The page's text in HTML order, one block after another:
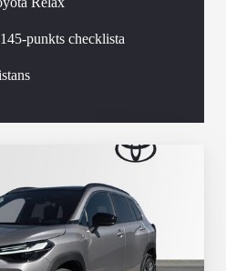
punkts checklista